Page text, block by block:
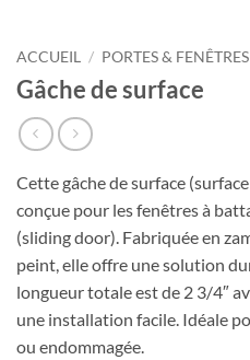
ACCUEIL / PORTES & FENÊTRES
Gâche de surface
Cette gâche de surface
conçue pour les fenêtres à
(sliding door). Fabriquée en
peint, elle offre une solution
longueur totale est de 2 3/4″
une installation facile. Idéale
ou endommagée.